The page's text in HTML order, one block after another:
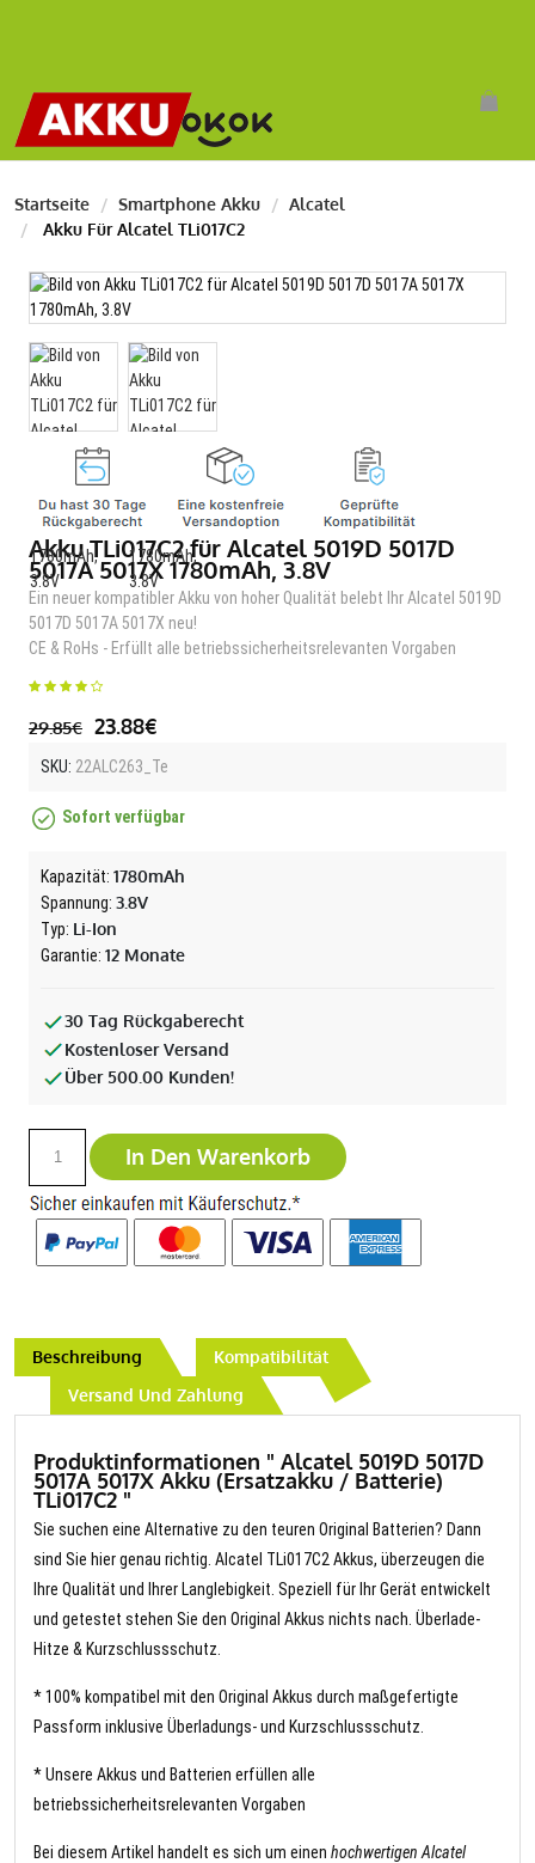
Startseite Smartphone Akku
Alcatel
Akku Für Alcatel TLi017C2
Akku TLi017C2 für Alcatel 5019D 5017D
5017A 5017X 1780mAh, 3.8V
Ein neuer kompatibler Akku von hoher Qualität belebt Ihr Alcatel 5019D
5017D 5017A 5017X neu!
CE & RoHs - Erfüllt alle betriebssicherheitsrelevanten Vorgaben
29.85€ 23.88€
SKU: 22ALC263_Te
Sofort verfügbar
Kapazität: 1780mAh
Spannung: 3.8V
Typ: Li-Ion
Garantie: 12 Monate
30 Tag Rückgaberecht
Kostenloser Versand
Über 500.00 Kunden!
In Den Warenkorb
Beschreibung
Kompatibilität
Versand Und Zahlung
Produktinformationen " Alcatel 5019D 5017D
5017A 5017X Akku (Ersatzakku / Batterie)
TLi017C2 "
Sie suchen eine Alternative zu den teuren Original Batterien? Dann
sind Sie hier genau richtig. Alcatel TLi017C2 Akkus, überzeugen die
Ihre Qualität und Ihrer Langlebigkeit. Speziell für Ihr Gerät entwickelt
und getestet stehen Sie den Original Akkus nichts nach. Überlade-
Hitze & Kurzschlussschutz.
* 100% kompatibel mit den Original Akkus durch maßgefertigte
Passform inklusive Überladungs- und Kurzschlussschutz.
* Unsere Akkus und Batterien erfüllen alle
betriebssicherheitsrelevanten Vorgaben
Bei diesem Artikel handelt es sich um einen hochwertigen Alcatel